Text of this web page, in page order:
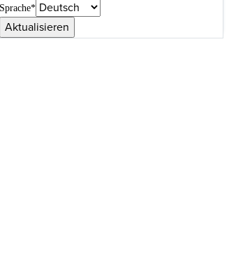
Sprache*
Aktualisieren